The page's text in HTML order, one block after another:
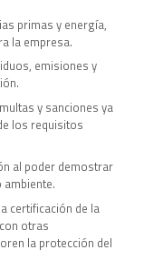
primas y energía,
la empresa.
emisiones y
y sanciones ya
los requisitos
al poder demostrar
certificación de la
otras
la protección del